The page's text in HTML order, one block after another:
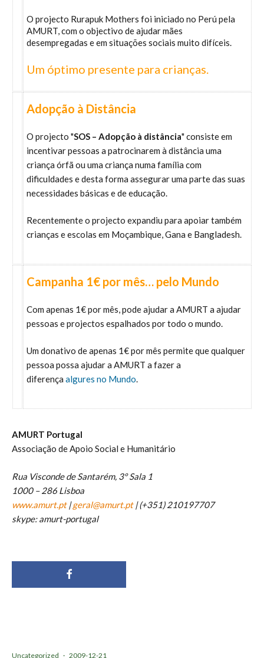
O projecto Rurapuk Mothers foi iniciado no Perú pela
AMURT, com o objectivo de ajudar mães
desempregadas e em situações sociais muito difíceis.
Um óptimo presente para crianças.
Adopção à Distância
O projecto "SOS – Adopção à distância" consiste em
incentivar pessoas a patrocinarem à distância uma
criança órfã ou uma criança numa família com
dificuldades e desta forma assegurar uma parte das suas
necessidades básicas e de educação.
Recentemente o projecto expandiu para apoiar também
crianças e escolas em Moçambique, Gana e Bangladesh.
Campanha 1€ por mês… pelo Mundo
Com apenas 1€ por mês, pode ajudar a AMURT a ajudar
pessoas e projectos espalhados por todo o mundo.
Um donativo de apenas 1€ por mês permite que qualquer
pessoa possa ajudar a AMURT a fazer a
diferença algures no Mundo.
AMURT Portugal
Associação de Apoio Social e Humanitário
Rua Visconde de Santarém, 3º Sala 1
1000 – 286 Lisboa
www.amurt.pt|geral@amurt.pt| (+351) 210197707
skype: amurt-portugal
Uncategorized · 2009-12-21